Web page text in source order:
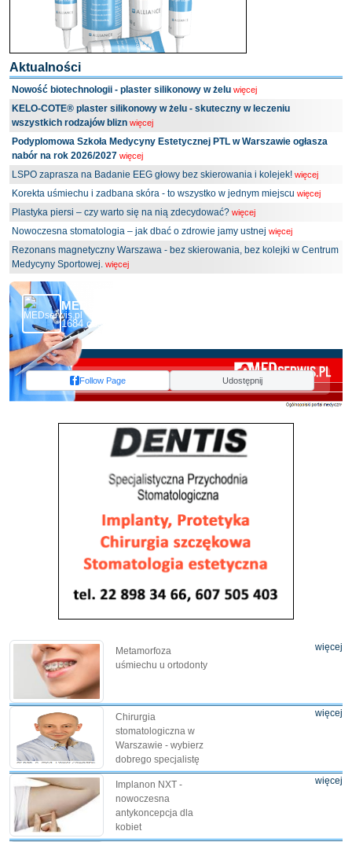
Aktualności
Nowość biotechnologii - plaster silikonowy w żelu więcej
KELO-COTE® plaster silikonowy w żelu - skuteczny w leczeniu
wszystkich rodzajów blizn więcej
Podyplomowa Szkoła Medycyny Estetycznej PTL w Warszawie ogłasza
nabór na rok 2026/2027 więcej
LSPO zaprasza na Badanie EEG głowy bez skierowania i kolejek! więcej
Korekta uśmiechu i zadbana skóra - to wszystko w jednym miejscu więcej
Plastyka piersi – czy warto się na nią zdecydować? więcej
Nowoczesna stomatologia – jak dbać o zdrowie jamy ustnej więcej
Rezonans magnetyczny Warszawa - bez skierowania, bez kolejki w Centrum
Medycyny Sportowej. więcej
MEDserwis.pl - Ogólnopolski Portal Medyczny
1684 obserwujących
Follow Page Udostępnij
Metamorfoza
uśmiechu u ortodonty
więcej
Chirurgia
stomatologiczna w
Warszawie - wybierz
dobrego specjalistę
więcej
Implanon NXT -
nowoczesna
antykoncepcja dla
kobiet
więcej